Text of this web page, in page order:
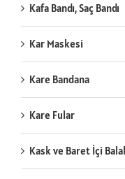
Kafa Bandı, Saç Bandı
Kar Maskesi
Kare Bandana
Kare Fular
Kask ve Baret İçi